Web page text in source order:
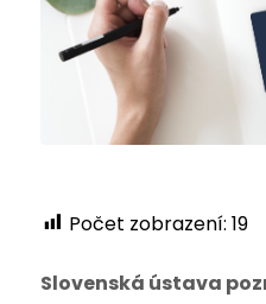
Počet zobrazení: 19
Slovenská ústava